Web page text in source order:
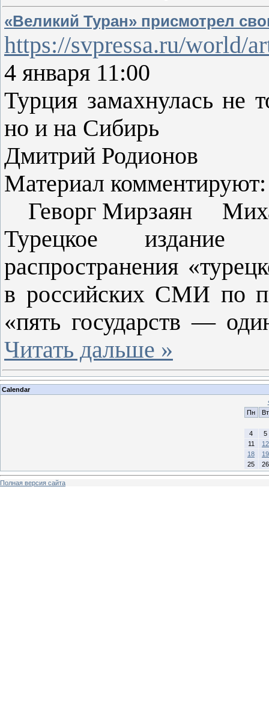
«Великий Туран» присмотрел
https://svpressa.ru/world/
4 января 11:00
Турция замахнулась
но и на Сибирь
Дмитрий Родионов
Материал комментируют:
Геворг Мирзаян
Турецкое издание
распространения
в российских СМИ по
«пять государств —
Читать дальше »
Calendar
Пн
Вт
4
5
11
12
18
19
25
26
Полная версия сайта